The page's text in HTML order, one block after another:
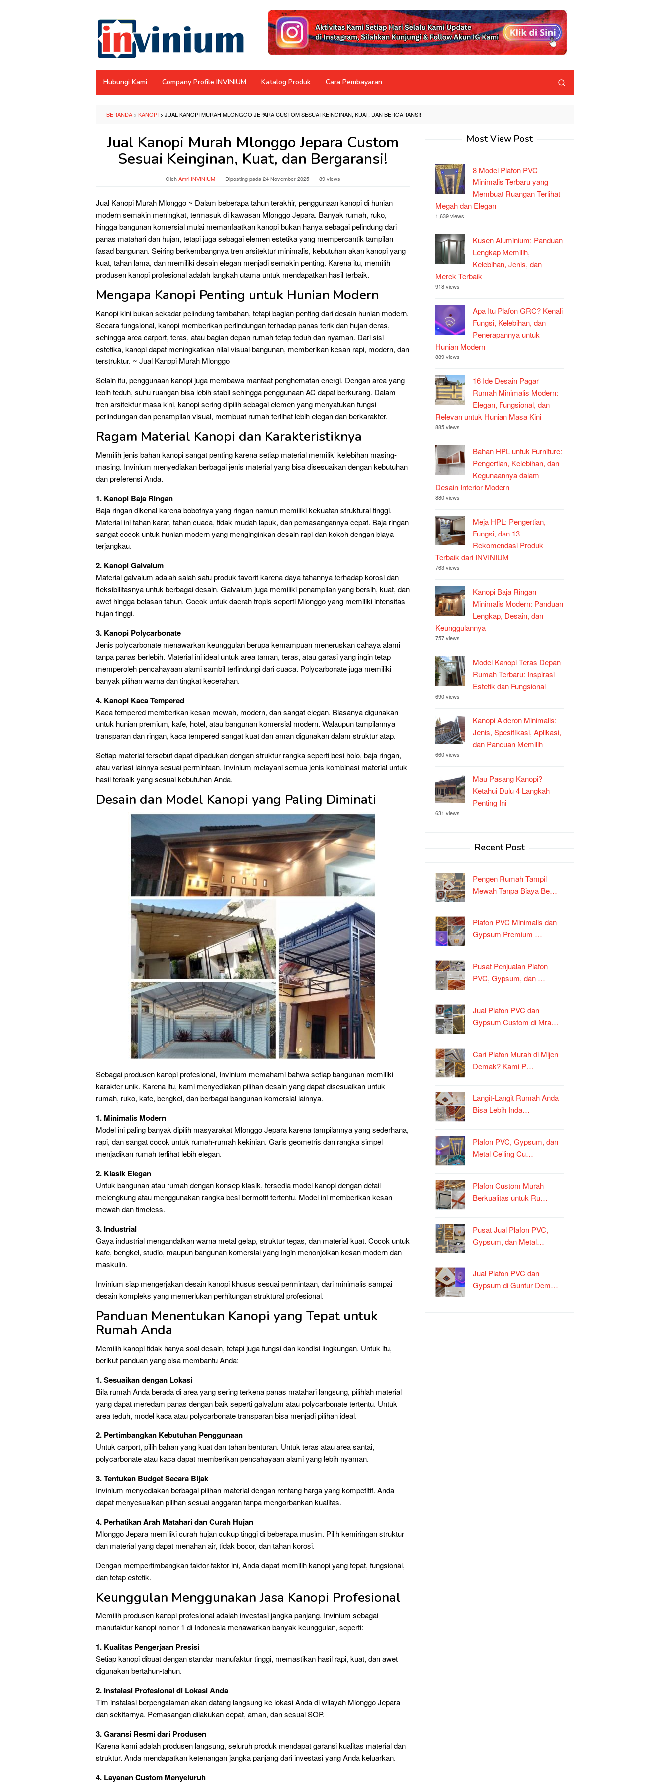
konten
Hubungi Kami Company Profile INVINIUM Katalog Produk Cara Pembayaran
BERANDA > KANOPI > JUAL KANOPI MURAH MLONGGO JEPARA CUSTOM SESUAI KEINGINAN, KUAT, DAN BERGARANSI!
Jual Kanopi Murah Mlonggo Jepara Custom
Sesuai Keinginan, Kuat, dan Bergaransi!
OlehAmri INVINIUM Diposting pada24 November 2025 89 views
Jual Kanopi Murah Mlonggo ~ Dalam beberapa tahun terakhir, penggunaan kanopi di hunian
modern semakin meningkat, termasuk di kawasan Mlonggo Jepara. Banyak rumah, ruko,
hingga bangunan komersial mulai memanfaatkan kanopi bukan hanya sebagai pelindung dari
panas matahari dan hujan, tetapi juga sebagai elemen estetika yang mempercantik tampilan
fasad bangunan. Seiring berkembangnya tren arsitektur minimalis, kebutuhan akan kanopi yang
kuat, tahan lama, dan memiliki desain elegan menjadi semakin penting. Karena itu, memilih
produsen kanopi profesional adalah langkah utama untuk mendapatkan hasil terbaik.
Mengapa Kanopi Penting untuk Hunian Modern
Kanopi kini bukan sekadar pelindung tambahan, tetapi bagian penting dari desain hunian modern.
Secara fungsional, kanopi memberikan perlindungan terhadap panas terik dan hujan deras,
sehingga area carport, teras, atau bagian depan rumah tetap teduh dan nyaman. Dari sisi
estetika, kanopi dapat meningkatkan nilai visual bangunan, memberikan kesan rapi, modern, dan
terstruktur. ~ Jual Kanopi Murah Mlonggo
Selain itu, penggunaan kanopi juga membawa manfaat penghematan energi. Dengan area yang
lebih teduh, suhu ruangan bisa lebih stabil sehingga penggunaan AC dapat berkurang. Dalam
tren arsitektur masa kini, kanopi sering dipilih sebagai elemen yang menyatukan fungsi
perlindungan dan penampilan visual, membuat rumah terlihat lebih elegan dan berkarakter.
Ragam Material Kanopi dan Karakteristiknya
Memilih jenis bahan kanopi sangat penting karena setiap material memiliki kelebihan masing-
masing. Invinium menyediakan berbagai jenis material yang bisa disesuaikan dengan kebutuhan
dan preferensi Anda.
1. Kanopi Baja Ringan
Baja ringan dikenal karena bobotnya yang ringan namun memiliki kekuatan struktural tinggi.
Material ini tahan karat, tahan cuaca, tidak mudah lapuk, dan pemasangannya cepat. Baja ringan
sangat cocok untuk hunian modern yang menginginkan desain rapi dan kokoh dengan biaya
terjangkau.
2. Kanopi Galvalum
Material galvalum adalah salah satu produk favorit karena daya tahannya terhadap korosi dan
fleksibilitasnya untuk berbagai desain. Galvalum juga memiliki penampilan yang bersih, kuat, dan
awet hingga belasan tahun. Cocok untuk daerah tropis seperti Mlonggo yang memiliki intensitas
hujan tinggi.
3. Kanopi Polycarbonate
Jenis polycarbonate menawarkan keunggulan berupa kemampuan meneruskan cahaya alami
tanpa panas berlebih. Material ini ideal untuk area taman, teras, atau garasi yang ingin tetap
memperoleh pencahayaan alami sambil terlindungi dari cuaca. Polycarbonate juga memiliki
banyak pilihan warna dan tingkat kecerahan.
4. Kanopi Kaca Tempered
Kaca tempered memberikan kesan mewah, modern, dan sangat elegan. Biasanya digunakan
untuk hunian premium, kafe, hotel, atau bangunan komersial modern. Walaupun tampilannya
transparan dan ringan, kaca tempered sangat kuat dan aman digunakan dalam struktur atap.
Setiap material tersebut dapat dipadukan dengan struktur rangka seperti besi holo, baja ringan,
atau variasi lainnya sesuai permintaan. Invinium melayani semua jenis kombinasi material untuk
hasil terbaik yang sesuai kebutuhan Anda.
Desain dan Model Kanopi yang Paling Diminati
Sebagai produsen kanopi profesional, Invinium memahami bahwa setiap bangunan memiliki
karakter unik. Karena itu, kami menyediakan pilihan desain yang dapat disesuaikan untuk
rumah, ruko, kafe, bengkel, dan berbagai bangunan komersial lainnya.
1. Minimalis Modern
Model ini paling banyak dipilih masyarakat Mlonggo Jepara karena tampilannya yang sederhana,
rapi, dan sangat cocok untuk rumah-rumah kekinian. Garis geometris dan rangka simpel
menjadikan rumah terlihat lebih elegan.
2. Klasik Elegan
Untuk bangunan atau rumah dengan konsep klasik, tersedia model kanopi dengan detail
melengkung atau menggunakan rangka besi bermotif tertentu. Model ini memberikan kesan
mewah dan timeless.
3. Industrial
Gaya industrial mengandalkan warna metal gelap, struktur tegas, dan material kuat. Cocok untuk
kafe, bengkel, studio, maupun bangunan komersial yang ingin menonjolkan kesan modern dan
maskulin.
Invinium siap mengerjakan desain kanopi khusus sesuai permintaan, dari minimalis sampai
desain kompleks yang memerlukan perhitungan struktural profesional.
Panduan Menentukan Kanopi yang Tepat untuk
Rumah Anda
Memilih kanopi tidak hanya soal desain, tetapi juga fungsi dan kondisi lingkungan. Untuk itu,
berikut panduan yang bisa membantu Anda:
1. Sesuaikan dengan Lokasi
Bila rumah Anda berada di area yang sering terkena panas matahari langsung, pilihlah material
yang dapat meredam panas dengan baik seperti galvalum atau polycarbonate tertentu. Untuk
area teduh, model kaca atau polycarbonate transparan bisa menjadi pilihan ideal.
2. Pertimbangkan Kebutuhan Penggunaan
Untuk carport, pilih bahan yang kuat dan tahan benturan. Untuk teras atau area santai,
polycarbonate atau kaca dapat memberikan pencahayaan alami yang lebih nyaman.
3. Tentukan Budget Secara Bijak
Invinium menyediakan berbagai pilihan material dengan rentang harga yang kompetitif. Anda
dapat menyesuaikan pilihan sesuai anggaran tanpa mengorbankan kualitas.
4. Perhatikan Arah Matahari dan Curah Hujan
Mlonggo Jepara memiliki curah hujan cukup tinggi di beberapa musim. Pilih kemiringan struktur
dan material yang dapat menahan air, tidak bocor, dan tahan korosi.
Dengan mempertimbangkan faktor-faktor ini, Anda dapat memilih kanopi yang tepat, fungsional,
dan tetap estetik.
Keunggulan Menggunakan Jasa Kanopi Profesional
Memilih produsen kanopi profesional adalah investasi jangka panjang. Invinium sebagai
manufaktur kanopi nomor 1 di Indonesia menawarkan banyak keunggulan, seperti:
1. Kualitas Pengerjaan Presisi
Setiap kanopi dibuat dengan standar manufaktur tinggi, memastikan hasil rapi, kuat, dan awet
digunakan bertahun-tahun.
2. Instalasi Profesional di Lokasi Anda
Tim instalasi berpengalaman akan datang langsung ke lokasi Anda di wilayah Mlonggo Jepara
dan sekitarnya. Pemasangan dilakukan cepat, aman, dan sesuai SOP.
3. Garansi Resmi dari Produsen
Karena kami adalah produsen langsung, seluruh produk mendapat garansi kualitas material dan
struktur. Anda mendapatkan ketenangan jangka panjang dari investasi yang Anda keluarkan.
4. Layanan Custom Menyeluruh
Most View Post
8 Model Plafon PVC
Minimalis Terbaru yang
Membuat Ruangan Terlihat
Megah dan Elegan
1,639 views
Kusen Aluminium: Panduan
Lengkap Memilih,
Kelebihan, Jenis, dan
Merek Terbaik
918 views
Apa Itu Plafon GRC? Kenali
Fungsi, Kelebihan, dan
Penerapannya untuk
Hunian Modern
889 views
16 Ide Desain Pagar
Rumah Minimalis Modern:
Elegan, Fungsional, dan
Relevan untuk Hunian Masa Kini
885 views
Bahan HPL untuk Furniture:
Pengertian, Kelebihan, dan
Kegunaannya dalam
Desain Interior Modern
880 views
Meja HPL: Pengertian,
Fungsi, dan 13
Rekomendasi Produk
Terbaik dari INVINIUM
763 views
Kanopi Baja Ringan
Minimalis Modern: Panduan
Lengkap, Desain, dan
Keunggulannya
757 views
Model Kanopi Teras Depan
Rumah Terbaru: Inspirasi
Estetik dan Fungsional
690 views
Kanopi Alderon Minimalis:
Jenis, Spesifikasi, Aplikasi,
dan Panduan Memilih
660 views
Mau Pasang Kanopi?
Ketahui Dulu 4 Langkah
Penting Ini
631 views
Recent Post
Pengen Rumah Tampil
Mewah Tanpa Biaya Be…
Plafon PVC Minimalis dan
Gypsum Premium …
Pusat Penjualan Plafon
PVC, Gypsum, dan …
Jual Plafon PVC dan
Gypsum Custom di Mra…
Cari Plafon Murah di Mijen
Demak? Kami P…
Langit-Langit Rumah Anda
Bisa Lebih Inda…
Plafon PVC, Gypsum, dan
Metal Ceiling Cu…
Plafon Custom Murah
Berkualitas untuk Ru…
Pusat Jual Plafon PVC,
Gypsum, dan Metal…
Jual Plafon PVC dan
Gypsum di Guntur Dem…